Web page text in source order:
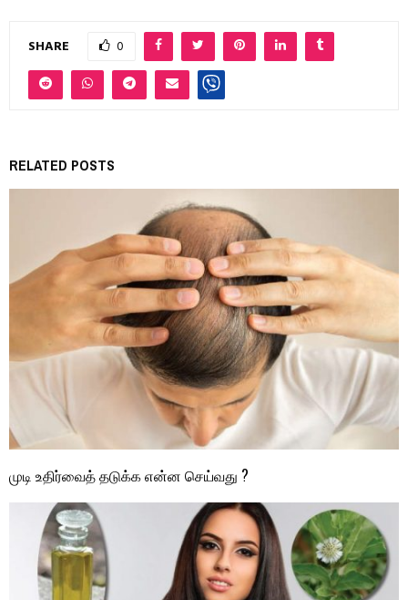
SHARE 0
RELATED POSTS
முடி உதிர்வைத் தடுக்க என்ன செய்வது ?